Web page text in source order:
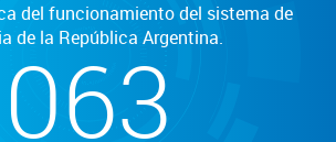
del funcionamiento del sistema de
de la República Argentina.
063